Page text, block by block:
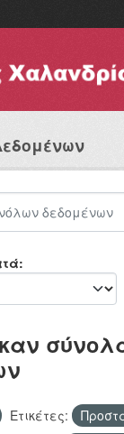
Ετικέτες: